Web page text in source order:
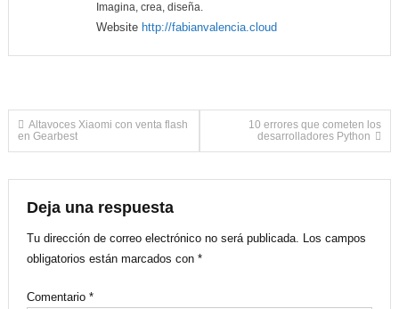
Imagina, crea, diseña.
Website http://fabianvalencia.cloud
Navegación
entradas
Altavoces Xiaomi con venta flash
en Gearbest
10 errores que cometen los
desarrolladores Python
Deja una respuesta
Tu dirección de correo electrónico no será publicada. Los campos
obligatorios están marcados con *
Comentario *